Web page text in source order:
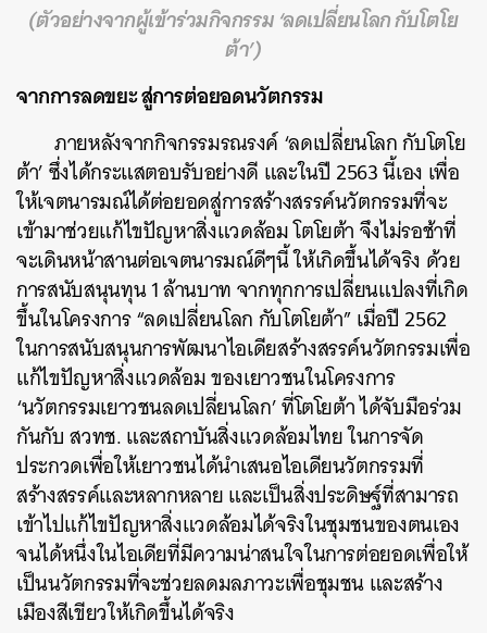
(ตัวอย่างจากผู้เข้าร่วมกิจกรรม ‘ลดเปลี่ยนโลก กับโตโย
ต้า’)
จากการลดขยะ สู่การต่อยอดนวัตกรรม
ภายหลังจากกิจกรรมรณรงค์ ‘ลดเปลี่ยนโลก กับโตโย
ต้า’ ซึ่งได้กระแสตอบรับอย่างดี และในปี 2563 นี้เอง เพื่อ
ให้เจตนารมณ์ได้ต่อยอดสู่การสร้างสรรค์นวัตกรรมที่จะ
เข้ามาช่วยแก้ไขปัญหาสิ่งแวดล้อม โตโยต้า จึงไม่รอช้าที่
จะเดินหน้าสานต่อเจตนารมณ์ดีๆนี้ ให้เกิดขึ้นได้จริง ด้วย
การสนับสนุนทุน 1 ล้านบาท จากทุกการเปลี่ยนแปลงที่เกิด
ขึ้นในโครงการ “ลดเปลี่ยนโลก กับโตโยต้า” เมื่อปี 2562
ในการสนับสนุนการพัฒนาไอเดียสร้างสรรค์นวัตกรรมเพื่อ
แก้ไขปัญหาสิ่งแวดล้อม ของเยาวชนในโครงการ
‘นวัตกรรมเยาวชนลดเปลี่ยนโลก’ ที่โตโยต้า ได้จับมือร่วม
กันกับ สวทช. และสถาบันสิ่งแวดล้อมไทย ในการจัด
ประกวดเพื่อให้เยาวชนได้นำเสนอไอเดียนวัตกรรมที่
สร้างสรรค์และหลากหลาย และเป็นสิ่งประดิษฐ์ที่สามารถ
เข้าไปแก้ไขปัญหาสิ่งแวดล้อมได้จริงในชุมชนของตนเอง
จนได้หนึ่งในไอเดียที่มีความน่าสนใจในการต่อยอดเพื่อให้
เป็นนวัตกรรมที่จะช่วยลดมลภาวะเพื่อชุมชน และสร้าง
เมืองสีเขียวให้เกิดขึ้นได้จริง